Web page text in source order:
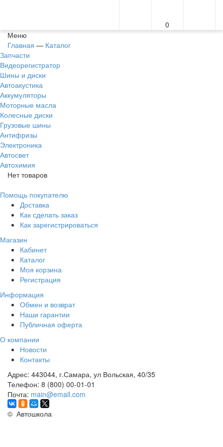
0
Меню
Главная — Каталог
Запчасти
Видеорегистратор
Шины и диски
Автоакустика
Аккумуляторы
Моторные масла
Колесные диски
Грузовые шины
Антифризы
Электроника
Автосвет
Автохимия
Нет товаров
Помощь покупателю
Доставка
Как сделать заказ
Как зарегистрироваться
Магазин
Кабинет
Каталог
Моя корзина
Регистрация
Информация
Обмен и возврат
Наши гарантии
Публичная оферта
О компании
Новости
Контакты
Адрес: 443044, г.Самара, ул Вольская, 40/35
Телефон: 8 (800) 00-01-01
Почта: main@email.com
© Автошкола